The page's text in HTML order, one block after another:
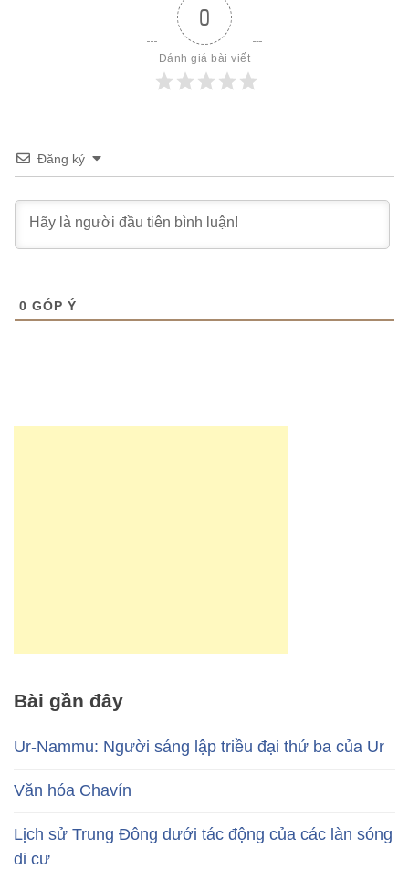
0
Đánh giá bài viết
Đăng ký
0 GÓP Ý
Bài gần đây
Ur-Nammu: Người sáng lập triều đại thứ ba của Ur
Văn hóa Chavín
Lịch sử Trung Đông dưới tác động của các làn sóng
di cư